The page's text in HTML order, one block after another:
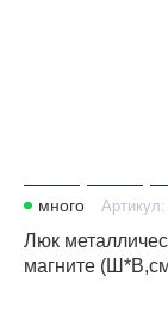
много Артикул:
Люк
магните